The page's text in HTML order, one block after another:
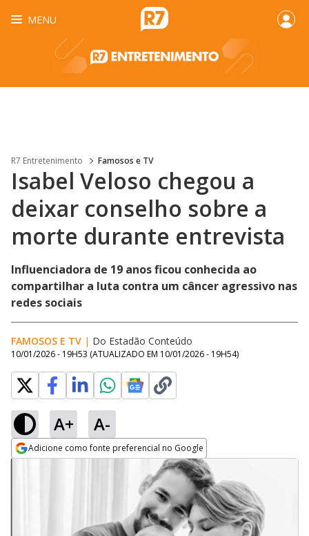
MENU
R7 Entretenimento Famosos e TV
Isabel Veloso chegou a
deixar conselho sobre a
morte durante entrevista
Influenciadora de 19 anos ficou conhecida ao
compartilhar a luta contra um câncer agressivo nas
redes sociais
FAMOSOS E TV | Do Estadão Conteúdo
10/01/2026 - 19H53 (ATUALIZADO EM 10/01/2026 - 19H54)
A+ A-
Adicione como fonte preferencial no Google